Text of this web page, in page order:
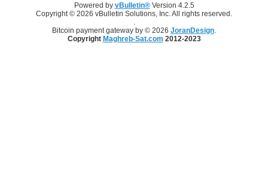
Powered by vBulletin®Version 4.2.5
Copyright © 2026 vBulletin Solutions, Inc. All rights reserved.
Bitcoin payment gateway by © 2026 JoranDesign
Copyright Maghreb-Sat.com 2012-2023